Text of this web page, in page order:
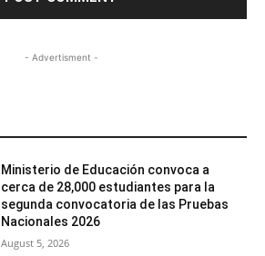
- Advertisment -
Ministerio de Educación convoca a
cerca de 28,000 estudiantes para la
segunda convocatoria de las Pruebas
Nacionales 2026
August 5, 2026